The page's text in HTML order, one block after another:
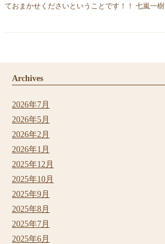
ておまかせくださいということです！！ 七嵐一樹
Archives
2026年7月
2026年5月
2026年2月
2026年1月
2025年12月
2025年10月
2025年9月
2025年8月
2025年7月
2025年6月